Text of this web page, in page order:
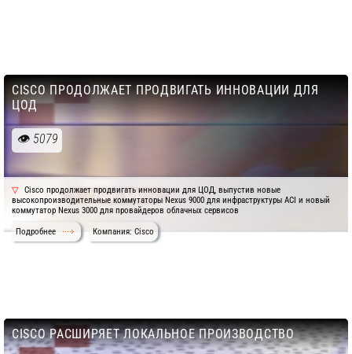
CISCO ПРОДОЛЖАЕТ ПРОДВИГАТЬ ИННОВАЦИИ ДЛЯ
ЦОД
5079
Cisco продолжает продвигать инновации для ЦОД, выпустив новые
высокопроизводительные коммутаторы Nexus 9000 для инфраструктуры ACI и новый
коммутатор Nexus 3000 для провайдеров облачных сервисов
Подробнее Компания: Cisco
CISCO РАСШИРЯЕТ ЛОКАЛЬНОЕ ПРОИЗВОДСТВО